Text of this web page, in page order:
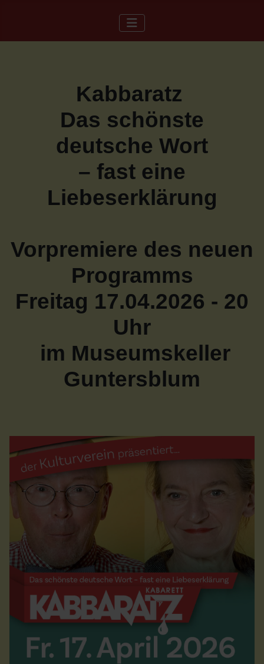
Kabbaratz
Das schönste
deutsche Wort
– fast eine
Liebeserklärung
Vorpremiere des neuen
Programms
Freitag 17.04.2026 - 20
Uhr
im Museumskeller
Guntersblum